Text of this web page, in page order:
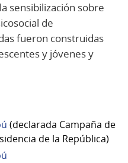
sensibilización sobre
de
fueron construidas
y jóvenes y
(declarada Campaña de
de la República)